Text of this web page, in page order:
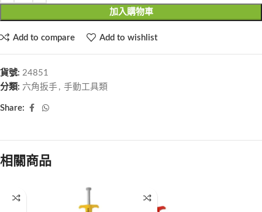
加入購物車
Add to compare Add to wishlist
貨號: 24851
分類: 六角扳手 , 手動工具類
Share:
相關商品